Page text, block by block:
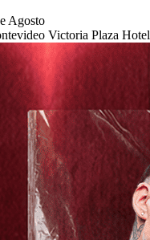
Agosto
Victoria Plaza Hotel